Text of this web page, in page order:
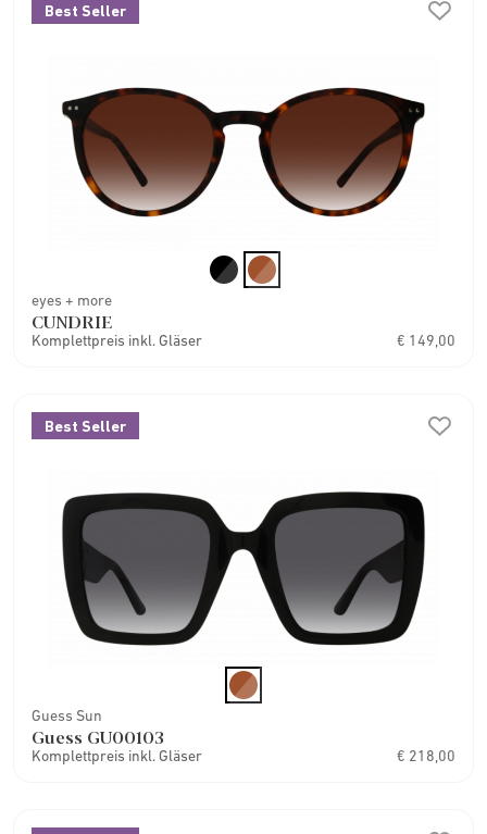
Best Seller
eyes + more
CUNDRIE
Komplettpreis inkl. Gläser € 149,00
Best Seller
Guess Sun
Guess GU00103
Komplettpreis inkl. Gläser € 218,00